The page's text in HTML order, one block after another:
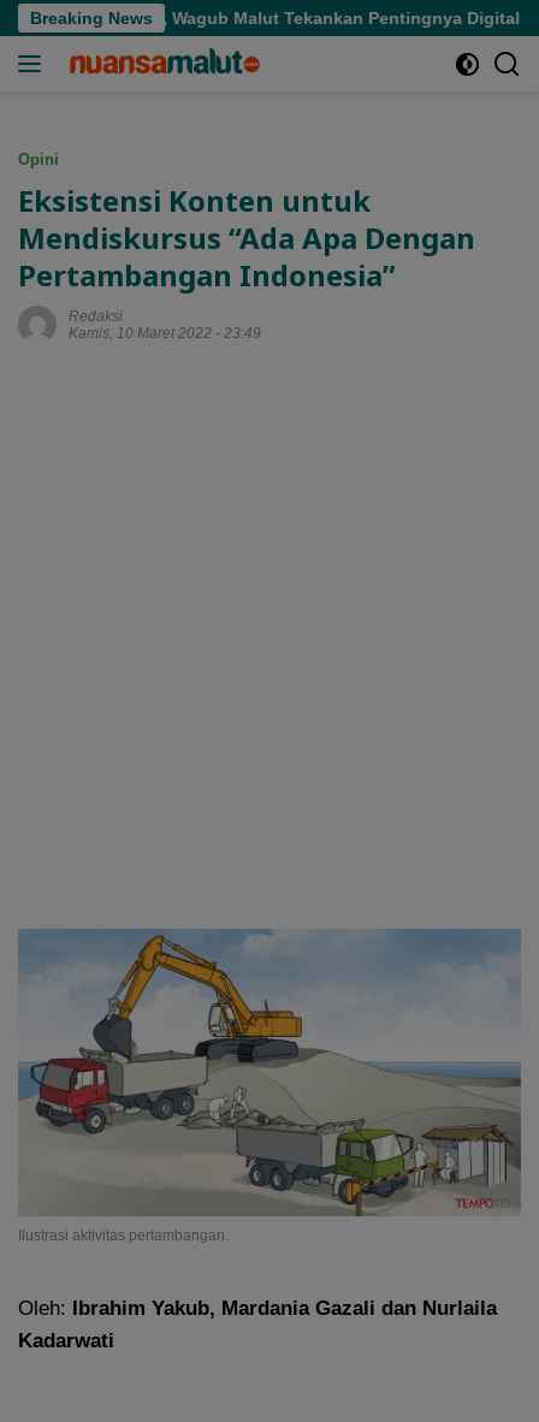
Langsung
ke
Breaking News
Wagub Malut Tekankan Pentingnya Digitalisasi
Opini
Eksistensi Konten untuk
Mendiskursus “Ada Apa Dengan
Pertambangan Indonesia”
Redaksi
Kamis, 10 Maret 2022 - 23:49
Ilustrasi aktivitas pertambangan.
Oleh:
Ibrahim Yakub, Mardania Gazali dan Nurlaila
Kadarwati